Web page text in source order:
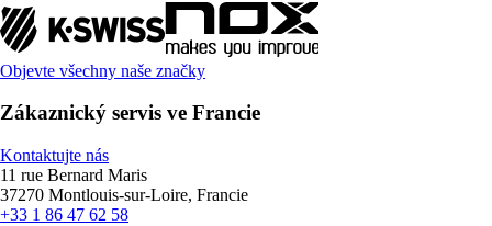
Objevte všechny naše značky
Zákaznický servis ve Francie
Kontaktujte nás
11 rue Bernard Maris
37270 Montlouis-sur-Loire, Francie
+33 1 86 47 62 58